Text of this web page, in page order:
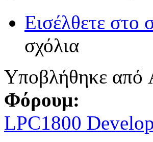
Εισέλθετε στο
σχόλια
Υποβλήθηκε από
Φόρουμ:
LPC1800